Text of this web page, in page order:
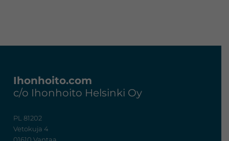
Ihonhoito.com
c/o Ihonhoito Helsinki Oy
PL 81202
Vetokuja 4